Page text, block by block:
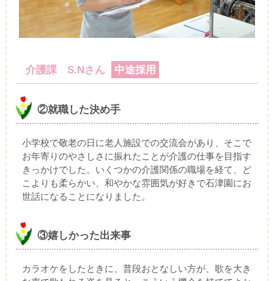
介護課 S.Nさん 中途採用
②就職した決め手
小学校で敬老の日に老人施設での交流会があり、そこで
お年寄りのやさしさに振れたことが介護の仕事を目指す
きっかけでした。いくつかの介護関係の職場を経て、ど
こよりも柔らかい、和やかな雰囲気が好きで石津園にお
世話になることになりました。
③嬉しかった出来事
カラオケをしたときに、普段おとなしい方が、歌を大き